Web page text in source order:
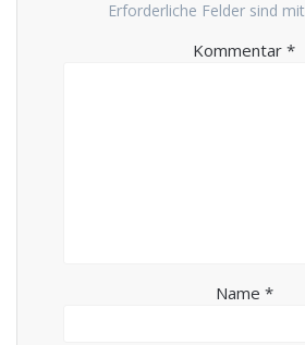
Erforderliche Felder sind mit
Kommentar *
Name *